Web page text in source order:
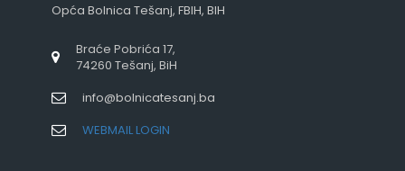
Opća Bolnica Tešanj, FBIH, BIH
Braće Pobrića 17,
74260 Tešanj, BiH
info@bolnicatesanj.ba
WEBMAIL LOGIN